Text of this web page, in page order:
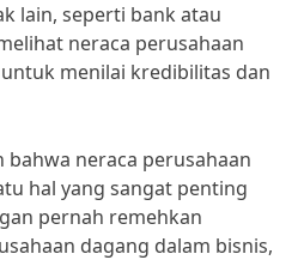
lain, seperti bank atau
neraca perusahaan
menilai kredibilitas dan
bahwa neraca perusahaan
hal yang sangat penting
pernah remehkan
dagang dalam bisnis,